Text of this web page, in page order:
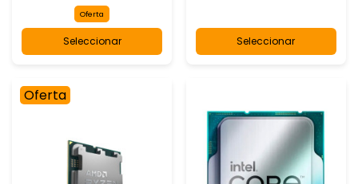
Oferta
Seleccionar Seleccionar
Oferta